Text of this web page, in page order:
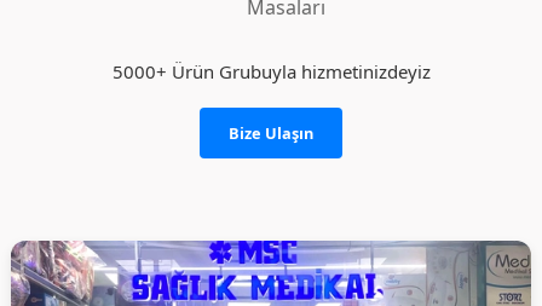
Masaları
5000+ Ürün Grubuyla hizmetinizdeyiz
Bize Ulaşın